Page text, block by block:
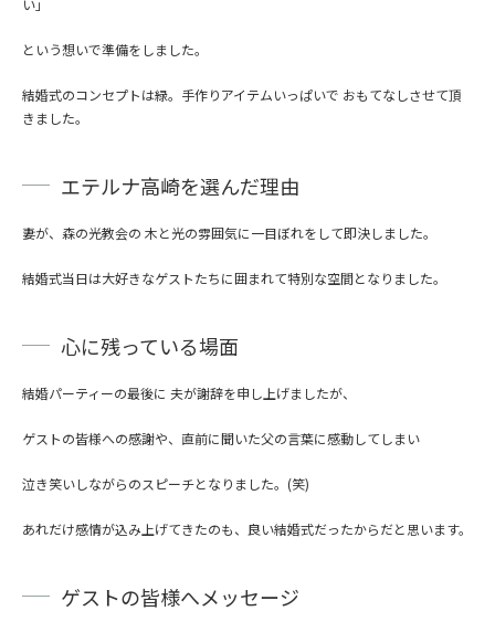
という想いで準備をしました。
結婚式のコンセプトは緑。 手作りアイテムいっぱいで おもてなしさせて頂
きました。
エテルナ高崎を選んだ理由
妻が、森の光教会の 木と光の雰囲気に一目ぼれをして即決しました。
結婚式当日は大好きなゲストたちに囲まれて特別な空間となりました。
心に残っている場面
結婚パーティーの最後に 夫が謝辞を申し上げましたが、
ゲストの皆様への感謝や、直前に聞いた父の言葉に感動してしまい
泣き笑いしながらのスピーチとなりました。(笑)
あれだけ感情が込み上げてきたのも、良い結婚式だったからだと思います。
ゲストの皆様へメッセージ